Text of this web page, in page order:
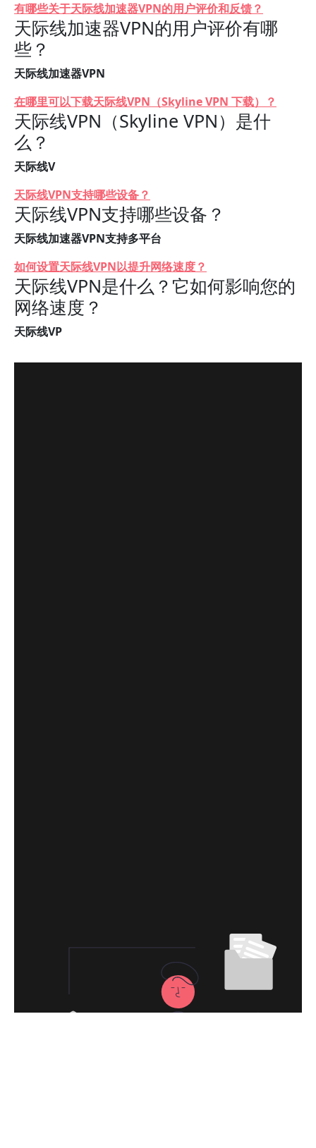
有哪些关于天际线加速器VPN的用户评价和反馈？
天际线加速器VPN的用户评价有哪
些？
天际线加速器VPN
在哪里可以下载天际线VPN（Skyline VPN 下载）？
天际线VPN（Skyline VPN）是什
么？
天际线V
天际线VPN支持哪些设备？
天际线VPN支持哪些设备？
天际线加速器VPN支持多平台
如何设置天际线VPN以提升网络速度？
天际线VPN是什么？它如何影响您的
网络速度？
天际线VP